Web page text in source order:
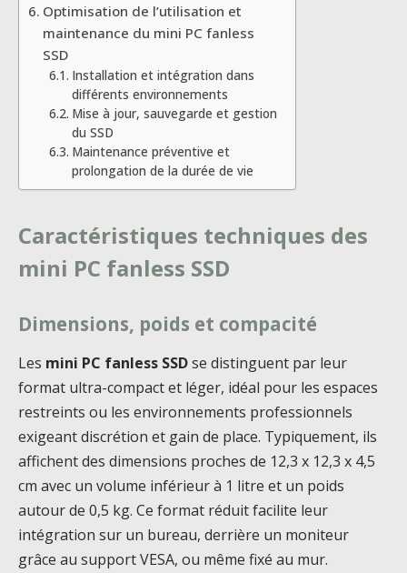
Optimisation de l’utilisation et
maintenance du mini PC fanless
SSD
Installation et intégration dans
différents environnements
Mise à jour, sauvegarde et gestion
du SSD
Maintenance préventive et
prolongation de la durée de vie
Caractéristiques techniques des
mini PC fanless SSD
Dimensions, poids et compacité
Les mini PC fanless SSDse distinguent par leur
format ultra-compact et léger, idéal pour les espaces
restreints ou les environnements professionnels
exigeant discrétion et gain de place. Typiquement, ils
affichent des dimensions proches de 12,3 x 12,3 x 4,5
cm avec un volume inférieur à 1 litre et un poids
autour de 0,5 kg. Ce format réduit facilite leur
intégration sur un bureau, derrière un moniteur
grâce au support VESA, ou même fixé au mur.